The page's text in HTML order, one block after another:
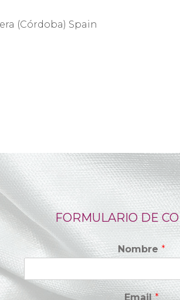
(Córdoba) Spain
FORMULARIO DE
Nombre*
Email*